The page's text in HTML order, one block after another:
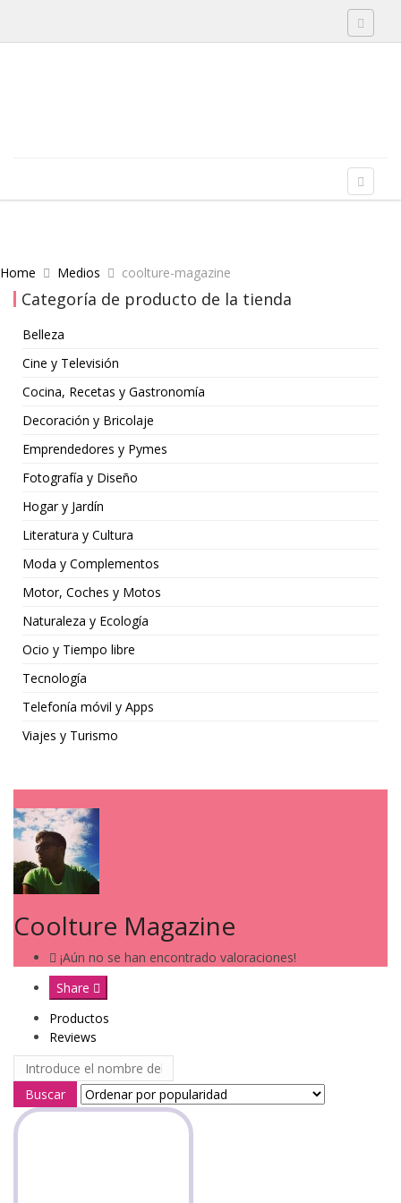
Home Medios coolture-magazine
Categoría de producto de la tienda
Belleza
Cine y Televisión
Cocina, Recetas y Gastronomía
Decoración y Bricolaje
Emprendedores y Pymes
Fotografía y Diseño
Hogar y Jardín
Literatura y Cultura
Moda y Complementos
Motor, Coches y Motos
Naturaleza y Ecología
Ocio y Tiempo libre
Tecnología
Telefonía móvil y Apps
Viajes y Turismo
Coolture Magazine
¡Aún no se han encontrado valoraciones!
Share
Productos
Reviews